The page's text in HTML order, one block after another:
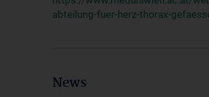
abteilung-fuer-herz-thorax-
News